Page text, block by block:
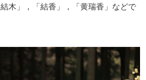
木」，「結香」，「黄瑞香」などで